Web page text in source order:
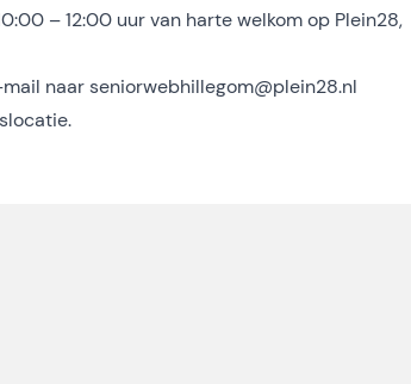
– 12:00 uur van harte welkom op Plein28,
naarseniorwebhillegom@plein28.nl